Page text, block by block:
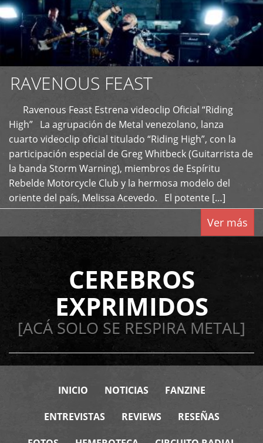
RAVENOUS FEAST
Ravenous Feast Estrena videoclip Oficial “Riding
High” La agrupación de Metal venezolano, lanza
cuarto videoclip oficial titulado “Riding High”, con la
participación especial de Greg Whitbeck (Guitarrista de
la banda Storm Warning), miembros de Espíritu
Rebelde Motorcycle Club y la hermosa modelo del
oriente del país, Melissa Acevedo. El potente […]
Ver más
CEREBROS
EXPRIMIDOS
[ACÁ SOLO SE RESPIRA METAL]
INICIO NOTICIAS FANZINE
ENTREVISTAS REVIEWS RESEÑAS